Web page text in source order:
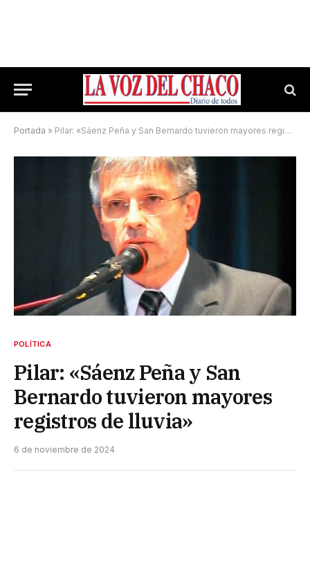
Portada » Pilar: «Sáenz Peña y San Bernardo tuvieron mayores registros de lluvia»
POLÍTICA
Pilar: «Sáenz Peña y San
Bernardo tuvieron mayores
registros de lluvia»
6 de noviembre de 2024